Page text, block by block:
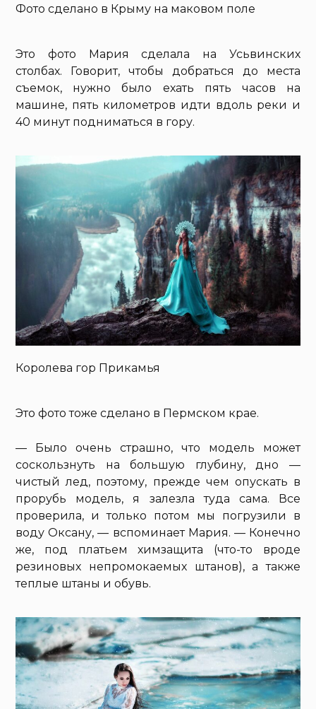
Фото сделано в Крыму на маковом поле
Это фото Мария сделала на Усьвинских
столбах. Говорит, чтобы добраться до места
съемок, нужно было ехать пять часов на
машине, пять километров идти вдоль реки и
40 минут подниматься в гору.
Королева гор Прикамья
Это фото тоже сделано в Пермском крае.
— Было очень страшно, что модель может
соскользнуть на большую глубину, дно —
чистый лед, поэтому, прежде чем опускать в
прорубь модель, я залезла туда сама. Все
проверила, и только потом мы погрузили в
воду Оксану, — вспоминает Мария. — Конечно
же, под платьем химзащита (что-то вроде
резиновых непромокаемых штанов), а также
теплые штаны и обувь.